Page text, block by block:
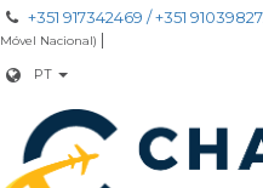
+351 917342469 / +351
Móvel Nacional) |
PT